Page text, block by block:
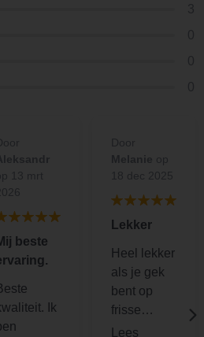
beste
Ik
Lekker
Heel lekker
als je gek
bent op
frisse
citroensma